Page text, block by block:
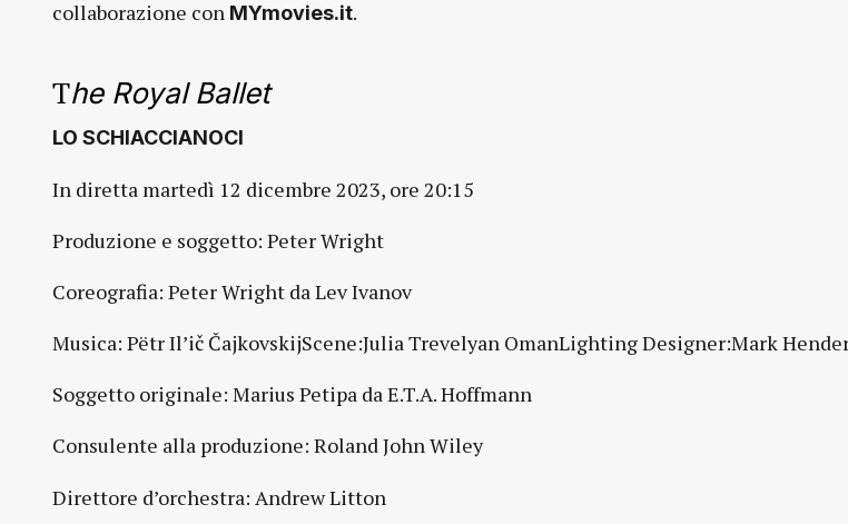
collaborazione con MYmovies.it.
The Royal Ballet
LO SCHIACCIANOCI
In diretta martedì 12 dicembre 2023, ore 20:15
Produzione e soggetto: Peter Wright
Coreografia: Peter Wright da Lev Ivanov
Musica: Pëtr Il’ič ČajkovskijScene:Julia Trevelyan OmanLighting Designer:Mark
Soggetto originale: Marius Petipa da E.T.A. Hoffmann
Consulente alla produzione: Roland John Wiley
Direttore d’orchestra: Andrew Litton